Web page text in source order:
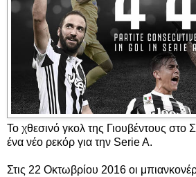
Το χθεσινό γκολ της Γιουβέντους στο
ένα νέο ρεκόρ για την Serie A.
Στις 22 Οκτωβρίου 2016 οι